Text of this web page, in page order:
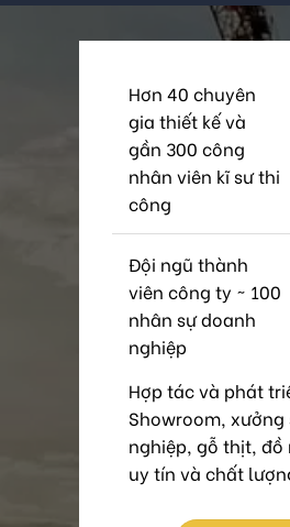
Hơn 40 chuyên
gia thiết kế và
gần 300 công
nhân viên kĩ sư thi
công
Đội ngũ thành
viên công ty ~ 100
nhân sự doanh
nghiệp
Hợp tác và phát
Showroom,
nghiệp, gỗ thịt,
uy tín và chất